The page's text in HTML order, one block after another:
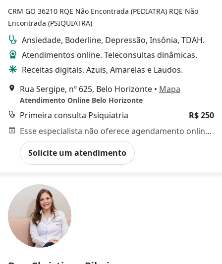
CRM GO 36210 RQE Não Encontrada (PEDIATRA) RQE Não
Encontrada (PSIQUIATRA)
Ansiedade, Boderline, Depressão, Insônia, TDAH.
Atendimentos online. Teleconsultas dinâmicas.
Receitas digitais, Azuis, Amarelas e Laudos.
Rua Sergipe, nº 625, Belo Horizonte • Mapa
Atendimento Online Belo Horizonte
Primeira consulta Psiquiatria
R$ 250
Esse especialista não oferece agendamento online para esse endereço.
Solicite um atendimento